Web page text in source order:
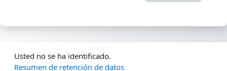
Usted no se ha identificado.
Resumen de retención de datos